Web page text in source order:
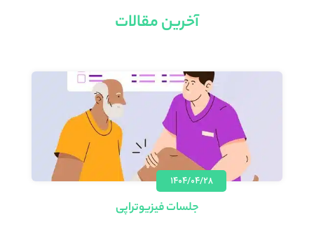
آخرین مقالات
۱۴۰۴/۰۴/۲۸
جلسات فیزیوتراپی